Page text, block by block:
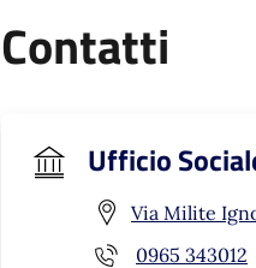
Contatti
Ufficio
Via Milite
0965 343012